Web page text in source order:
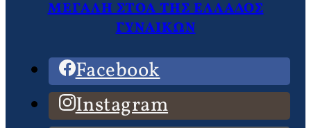
ΜΕΓΑΛΗ ΣΤΟΑ ΤΗΣ ΕΛΛΑΔΟΣ
ΓΥΝΑΙΚΩΝ
Facebook
Instagram